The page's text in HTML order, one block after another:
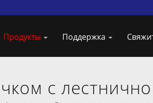
Продукты Поддержка
с